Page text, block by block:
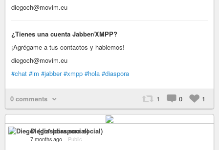
diegoch@movim.eu
¿Tienes una cuenta Jabber/XMPP?
¡Agrégame a tus contactos y hablemos!
diegoch@movim.eu
#chat #im #jabber #xmpp #hola #diaspora
0 comments 1 0 1
Diego* (diaspora social)
7 months ago – Public